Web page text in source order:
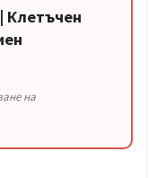
Клетъчен
на